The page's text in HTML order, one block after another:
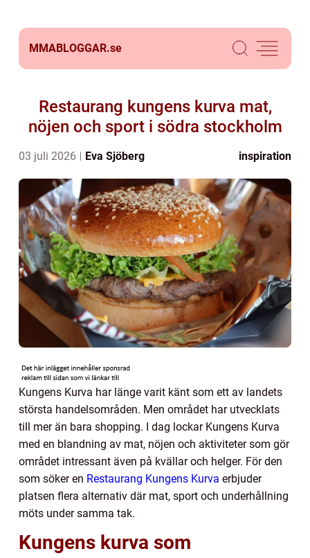
MMABLOGGAR.se
Restaurang kungens kurva mat,
nöjen och sport i södra stockholm
03 juli 2026 Eva Sjöberg inspiration
Kungens Kurva har länge varit känt som ett av landets
största handelsområden. Men området har utvecklats
till mer än bara shopping. I dag lockar Kungens Kurva
med en blandning av mat, nöjen och aktiviteter som gör
området intressant även på kvällar och helger. För den
som söker en Restaurang Kungens Kurva erbjuder
platsen flera alternativ där mat, sport och underhållning
möts under samma tak.
Kungens kurva som